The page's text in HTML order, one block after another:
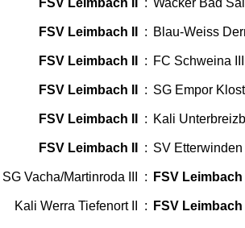
FSV Leimbach II : Wacker Bad
FSV Leimbach II : Blau-Weiss
FSV Leimbach II : FC Schweina III
FSV Leimbach II : SG Empor
FSV Leimbach II : Kali
FSV Leimbach II : SV Etterwinden
SG Vacha/Martinroda III : FSV Leimbach
Kali Werra Tiefenort II : FSV Leimbach